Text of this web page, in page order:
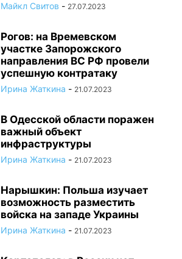
Майкл Свитов - 27.07.2023
Рогов: на Времевском
участке Запорожского
направления ВС РФ провели
успешную контратаку
Ирина Жаткина - 21.07.2023
В Одесской области поражен
важный объект
инфраструктуры
Ирина Жаткина - 21.07.2023
Нарышкин: Польша изучает
возможность разместить
войска на западе Украины
Ирина Жаткина - 21.07.2023